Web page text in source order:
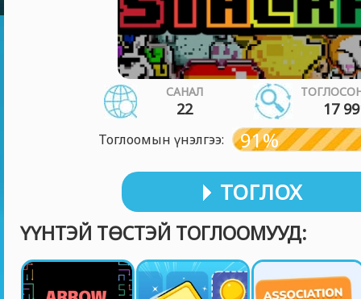
САНАЛ
22 17
Тоглоомын үнэлгээ: 91%
ТОГЛОХ
ҮҮНТЭЙ ТӨСТЭЙ ТОГЛООМУУД: